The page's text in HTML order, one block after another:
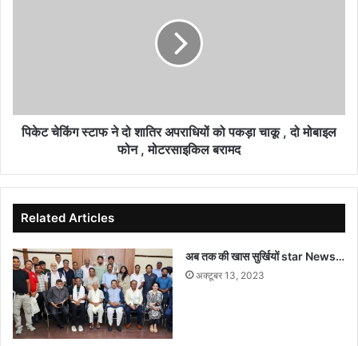
पकड़ा
चाकू
मोटरसाइकिल
बरामद
पिकेट चेकिंग स्टाफ ने दो शातिर अपराधियों को पकड़ा चाकू , दो मोबाइल
फोन , मोटरसाइकिल बरामद
Related Articles
अब तक की खास सुर्खियों star News…
अक्टूबर 13, 2023